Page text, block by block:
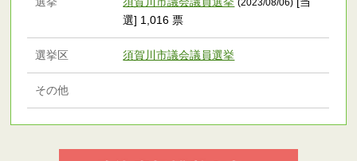
(2023/08/06)
選] 1,016 票
選挙区 須賀川市議会議員選挙
その他